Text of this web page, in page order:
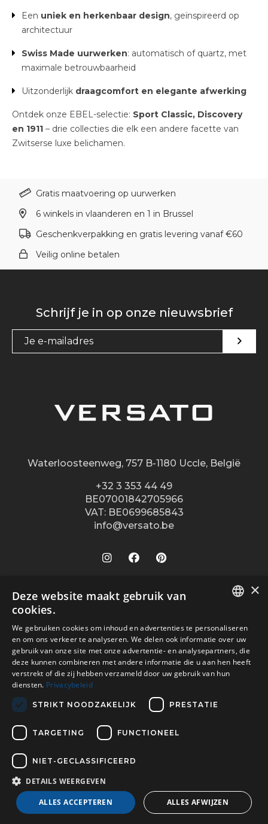
Een uniek en herkenbaar design, geïnspireerd op
architectuur
Swiss Made uurwerken: automatisch of quartz, met
maximale betrouwbaarheid
Uitzonderlijk draagcomfort en elegante afwerking
Ontdek onze EBEL-selectie: Sport Classic, Discovery
en 1911 – drie collecties die elk een andere facette van
Zwitserse luxe belichamen.
Filter resultaten
Gratis maatvoering op uurwerken
6 winkels in vlaanderen en 1 in Brussel
Geschenkverpakking en gratis levering vanaf €60
Veilig online betalen
Schrijf je in op onze nieuwsbrief
Waterloosteenweg, 757 B-1180 Uccle, België
+32 3 353 44 49
BE07001842705966
VAT: BE0699685843
info@versato.be
Onze winkels
Brugge
Hasselt
Leuven
Oostende
Turnhout
Wijnegem Shopping Center
Versato info
Service
Over ons
Contact
Verkooppunten
Vacatures
Site Info
Algemene voorwaarden
Disclaimer
Privacy Policy
Veilig betalen met
Bezorgd door
Copyright © 2026 Versato. All Rights Reserved | Powered by
Tilroy
FR
×
Deze website maakt gebruik van
cookies.
We gebruiken cookies om inhoud en advertenties te personaliseren
en om ons verkeer te analyseren. We delen ook informatie over uw
gebruik van onze site met onze advertentie- en analysepartners, die
deze kunnen combineren met andere informatie die u aan hen heeft
verstrekt of die zij hebben verzameld door uw gebruik van hun
diensten. Privacybeleid
STRIKT NOODZAKELIJK PRESTATIE
TARGETING FUNCTIONEEL
NIET-GECLASSIFICEERD
DETAILS WEERGEVEN
ALLES ACCEPTEREN ALLES AFWIJZEN